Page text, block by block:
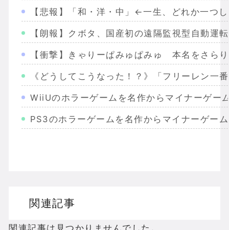
【悲報】「和・洋・中」←一生、どれか一つ
【朗報】クボタ、国産初の遠隔監視型自動運
【衝撃】きゃりーぱみゅぱみゅ 本名をさら
《どうしてこうなった！？》「フリーレン
WiiUのホラーゲームを名作からマイナーゲー
PS3のホラーゲームを名作からマイナーゲー
ドラゴンクエスト３の思い出
【聖剣伝説3】リースとアンジェラってなん
関連記事
関連記事は見つかりませんでした。